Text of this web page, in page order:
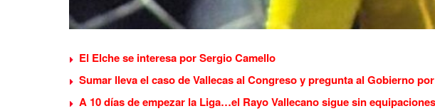
El Elche se interesa por Sergio Camello
Sumar lleva el caso de Vallecas al Congreso y pregunta al Gobierno
A 10 días de empezar la Liga…el Rayo Vallecano sigue sin equipaciones